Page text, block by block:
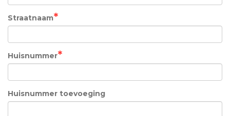
Straatnaam
Huisnummer
Huisnummer toevoeging